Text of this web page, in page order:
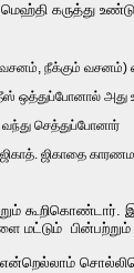
கருத்து
நீக்கும் வசனம்)
ஒத்துப்போனால்
வந்து செத்துப்போனார்
ஜிகாதை